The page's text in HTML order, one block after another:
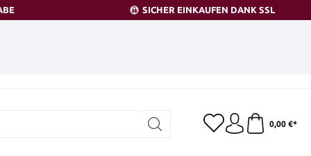
SICHER EINKAUFEN DANK SSL
0,00 €*